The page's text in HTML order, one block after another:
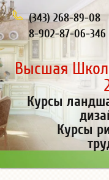
(343) 268-89-08
8-902-87-06-346
Высшая
Курсы
Курсы